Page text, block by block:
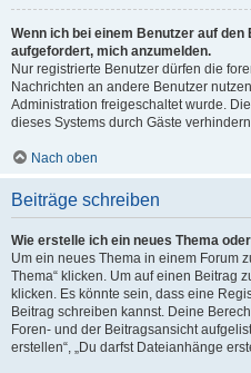
Wenn ich bei einem Benutzer auf
aufgefordert, mich anzumelden.
Nur registrierte Benutzer dürfen die
Nachrichten an andere Benutzer
Administration freigeschaltet wurde.
dieses Systems durch Gäste
Nach oben
Beiträge schreiben
Wie erstelle ich ein neues Thema
Um ein neues Thema in einem Forum
Thema“ klicken. Um auf einen Beitrag
klicken. Es könnte sein, dass eine
Beitrag schreiben kannst. Deine
Foren- und der Beitragsansicht
erstellen“, „Du darfst Dateianhänge